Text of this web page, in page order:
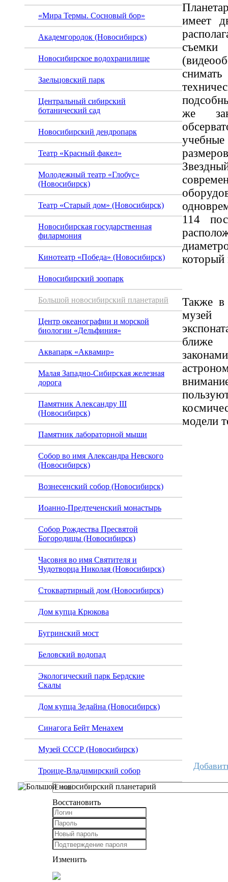
«Мира Термы. Сосновый бор»
Академгородок (Новосибирск)
Новосибирское водохранилище
Заельцовский парк
Центральный сибирский
ботанический сад
Новосибирский дендропарк
Театр «Красный факел»
Молодежный театр «Глобус»
(Новосибирск)
Театр «Старый дом» (Новосибирск)
Новосибирская государственная
филармония
Кинотеатр «Победа» (Новосибирск)
Новосибирский зоопарк
Большой новосибирский планетарий
Центр океанографии и морской
биологии «Дельфиния»
Аквапарк «Аквамир»
Малая Западно-Сибирская железная
дорога
Памятник Александру III
(Новосибирск)
Памятник лабораторной мыши
Собор во имя Александра Невского
(Новосибирск)
Вознесенский собор (Новосибирск)
Иоанно-Предтеченский монастырь
Собор Рождества Пресвятой
Богородицы (Новосибирск)
Часовня во имя Святителя и
Чудотворца Николая (Новосибирск)
Стоквартирный дом (Новосибирск)
Дом купца Крюкова
Бугринский мост
Беловский водопад
Экологический парк Бердские
Скалы
Дом купца Зедайна (Новосибирск)
Синагога Бейт Менахем
Музей СССР (Новосибирск)
Троице-Владимирский собор
Восстановить
Изменить
имеет
же
114
который
Также в
музей
ближе
модели